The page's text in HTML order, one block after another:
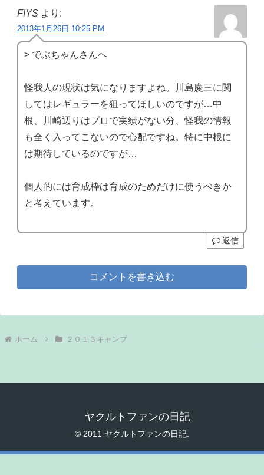
FIYS より:
2013年1月26日 10:25 PM
> でぶちゃんさんへ
怪我人の現状は気になりますよね。川島慶三に関
してはレギュラーを狙ってほしいのですが…中
根、川崎辺りはプロで実績がない分、怪我の情報
も全く入ってこないので心配ですね。特に中根に
は期待しているのですが…
個人的には育成枠は育成のためだけに使うべきか
と考えています。
返信
コメントを書き込む
ホーム ２０１３キャンプ
ヤクルトファンの日記
© 2011 ヤクルトファンの日記.